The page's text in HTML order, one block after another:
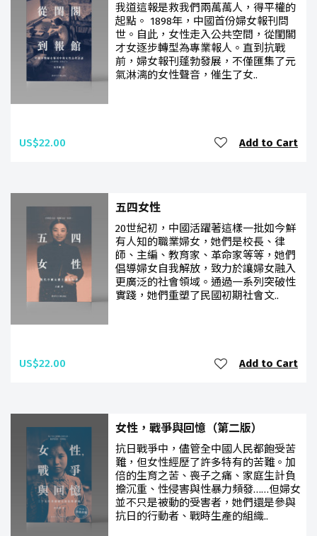
我道這報是救我們兩萬萬人，得平權的
起點。 1898年，中國首份婦女報刊問
世。自此，女性走入公共空間，從閨閣
才女逐步轉型為專業報人。直到抗戰
前，婦女報刊蓬勃發展，不僅匯集了元
氣淋漓的女性聲音，催生了女..
US$22.00 Add to Cart
五四女性
20世紀初，中國活躍著這樣一批如今鮮
有人知的職業婦女，她們是校長、律
師、主編、教育家、革命家等等，她們
倡導婦女自我解放，致力於讓婦女融入
更廣泛的社會領域。通過一系列突破性
實踐，她們重塑了民國初期社會文..
US$22.00 Add to Cart
女性，戰爭與回憶（第二版）
抗日戰爭中，儘管全中國人民都飽受苦
難，但女性經歷了許多特有的苦難。加
倍的生育之苦、喪子之痛、家庭生計負
擔沉重、性侵害與性暴力頻發……但婦女
並不只是被動的受害者，她們還是參與
抗日的行動者、戰時生產的組織..